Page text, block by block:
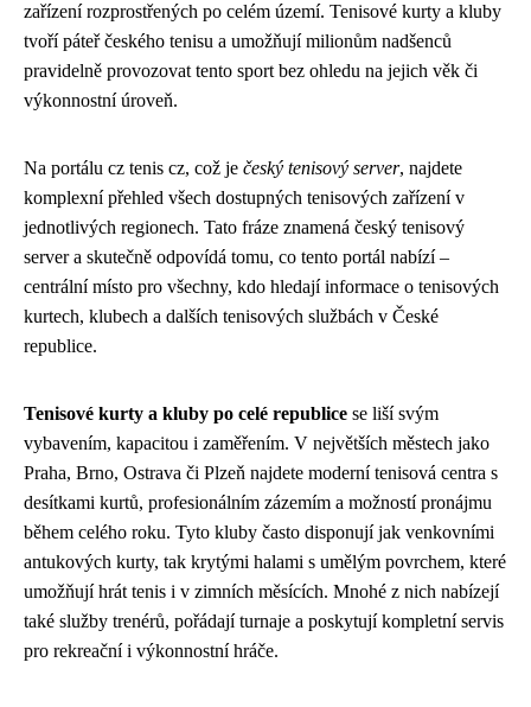
zařízení rozprostřených po celém území. Tenisové kurty a kluby
tvoří páteř českého tenisu a umožňují milionům nadšenců
pravidelně provozovat tento sport bez ohledu na jejich věk či
výkonnostní úroveň.
Na portálu cz tenis cz, což je český tenisový server, najdete
komplexní přehled všech dostupných tenisových zařízení v
jednotlivých regionech. Tato fráze znamená český tenisový
server a skutečně odpovídá tomu, co tento portál nabízí –
centrální místo pro všechny, kdo hledají informace o tenisových
kurtech, klubech a dalších tenisových službách v České
republice.
Tenisové kurty a kluby po celé republice se liší svým
vybavením, kapacitou i zaměřením. V největších městech jako
Praha, Brno, Ostrava či Plzeň najdete moderní tenisová centra s
desítkami kurtů, profesionálním zázemím a možností pronájmu
během celého roku. Tyto kluby často disponují jak venkovními
antukových kurty, tak krytými halami s umělým povrchem, které
umožňují hrát tenis i v zimních měsících. Mnohé z nich nabízejí
také služby trenérů, pořádají turnaje a poskytují kompletní servis
pro rekreační i výkonnostní hráče.